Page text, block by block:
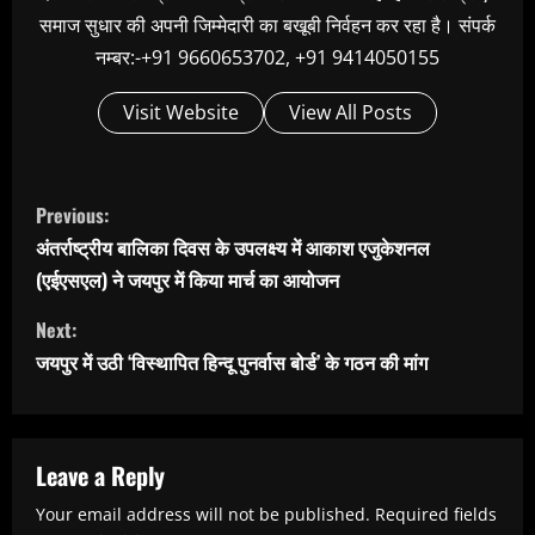
समाज सुधार की अपनी जिम्मेदारी का बखूबी निर्वहन कर रहा है। संपर्क
नम्बर:-+91 9660653702, +91 9414050155
Visit Website View All Posts
C
o
n
t
i
e
R
Previous:
अंतर्राष्ट्रीय बालिका दिवस के उपलक्ष्य में आकाश एजुकेशनल
(एईएसएल) ने जयपुर में किया मार्च का आयोजन
Next:
जयपुर में उठी ‘विस्थापित हिन्दू पुनर्वास बोर्ड’ के गठन की मांग
Leave a Reply
Your email address will not be published. Required fields